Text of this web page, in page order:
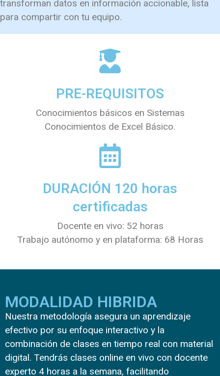
transforman datos en información accionable, lista
para compartir con tu equipo.
PRE-REQUISITOS
Conocimientos básicos en Sistemas
Conocimientos de Excel Básico.
DURACIÓN 120 horas
certificadas
Docente en vivo: 52 horas
Trabajo autónomo y en plataforma: 68 Horas
MODALIDAD HIBRIDA
Nuestra metodología asegura un aprendizaje
efectivo por su enfoque interactivo y la
combinación de clases en tiempo real con material
digital. Tendrás clases online en vivo con docente
experto 4 horas a la semana, facilitando